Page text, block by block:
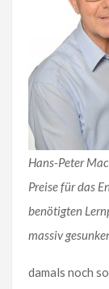
Hans-Peter
Preise für das
benötigten
massiv
damals noch